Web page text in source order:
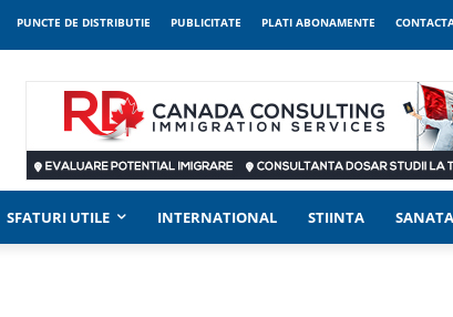
PUNCTE DE DISTRIBUTIE PUBLICITATE PLATI ABONAMENTE
SFATURI UTILE INTERNATIONAL STIINTA